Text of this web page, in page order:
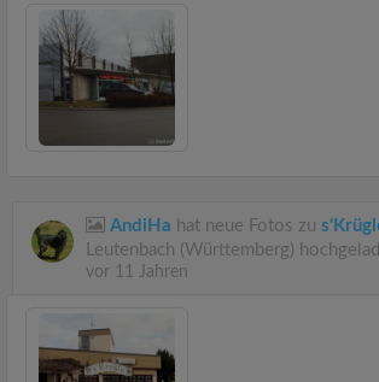
AndiHa hat neue Fotos zu
Leutenbach (Württemberg)
vor 11 Jahren